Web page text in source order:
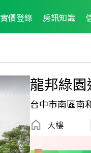
實價登錄 房訊知識
龍邦綠園
台中市南區南
大樓